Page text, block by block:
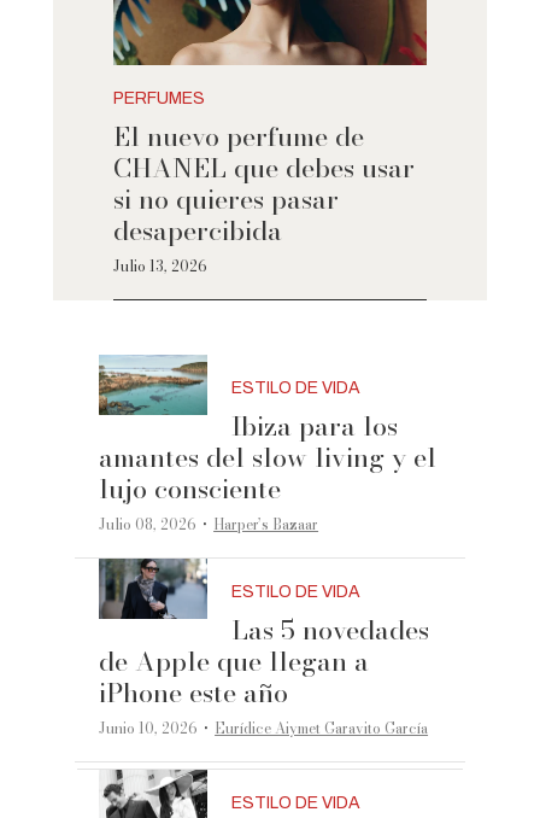
PERFUMES
El nuevo perfume de
CHANEL que debes usar
si no quieres pasar
desapercibida
Julio 13, 2026
ESTILO DE VIDA
Ibiza para los
amantes del slow living y el
lujo consciente
Julio 08, 2026 ·Harper’s Bazaar
ESTILO DE VIDA
Las 5 novedades
de Apple que llegan a
iPhone este año
Junio 10, 2026 ·Eurídice Aiymet Garavito García
ESTILO DE VIDA